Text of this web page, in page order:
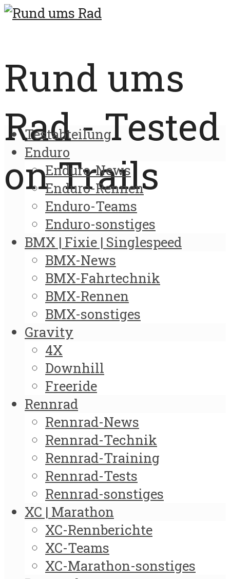
Rund ums
Rad - Tested
on Trails
Testabteilung
Enduro
Enduro-News
Enduro-Rennen
Enduro-Teams
Enduro-sonstiges
BMX | Fixie | Singlespeed
BMX-News
BMX-Fahrtechnik
BMX-Rennen
BMX-sonstiges
Gravity
4X
Downhill
Freeride
Rennrad
Rennrad-News
Rennrad-Technik
Rennrad-Training
Rennrad-Tests
Rennrad-sonstiges
XC | Marathon
XC-Rennberichte
XC-Teams
XC-Marathon-sonstiges